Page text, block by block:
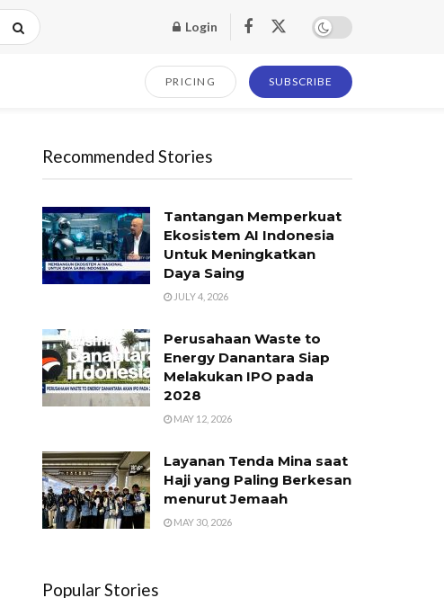
Login
PRICING SUBSCRIBE
Recommended Stories
Tantangan Memperkuat
Ekosistem AI Indonesia
Untuk Meningkatkan
Daya Saing
JULY 4, 2026
Perusahaan Waste to
Energy Danantara Siap
Melakukan IPO pada
2028
MAY 12, 2026
Layanan Tenda Mina saat
Haji yang Paling Berkesan
menurut Jemaah
MAY 30, 2026
Popular Stories